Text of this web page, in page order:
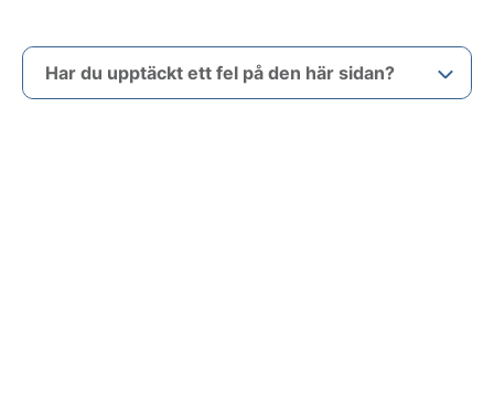
Har du upptäckt ett fel på den här sidan?